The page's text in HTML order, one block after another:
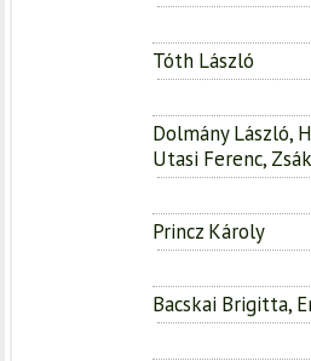
Tóth László
Dolmány László,
Utasi Ferenc,
Princz Károly
Bacskai Brigitta,